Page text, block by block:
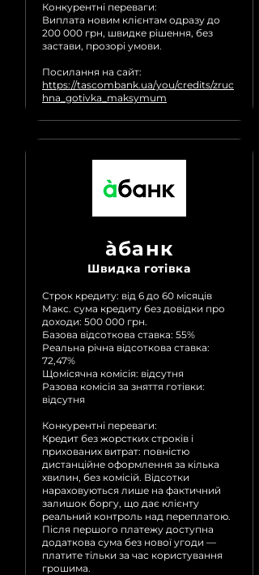
Конкурентні переваги:
Виплата новим клієнтам одразу до
200 000 грн, швидке рішення, без
застави, прозорі умови.
Посилання на сайт:
https://tascombank.ua/you/credits/zruc
hna_gotivka_maksymum
àбанк
Швидка готівка
Строк кредиту: від 6 до 60 місяців
Макс. сума кредиту без довідки про
доходи: 500 000 грн.
Базова відсоткова ставка: 55%
Реальна річна відсоткова ставка:
72,47%
Щомісячна комісія: відсутня
Разова комісія за зняття готівки:
відсутня
Конкурентні переваги:
Кредит без жорстких строків і
прихованих витрат: повністю
дистанційне оформлення за кілька
хвилин, без комісій. Відсотки
нараховуються лише на фактичний
залишок боргу, що дає клієнту
реальний контроль над переплатою.
Після першого платежу доступна
додаткова сума без нової угоди —
платите тільки за час користування
грошима.